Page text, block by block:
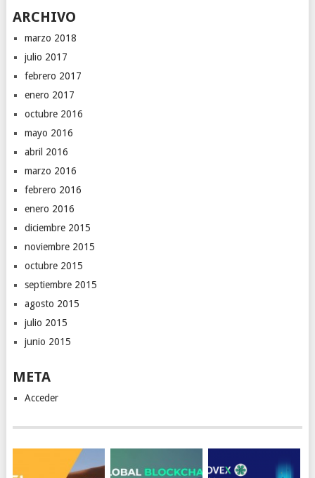
ARCHIVO
marzo 2018
julio 2017
febrero 2017
enero 2017
octubre 2016
mayo 2016
abril 2016
marzo 2016
febrero 2016
enero 2016
diciembre 2015
noviembre 2015
octubre 2015
septiembre 2015
agosto 2015
julio 2015
junio 2015
META
Acceder